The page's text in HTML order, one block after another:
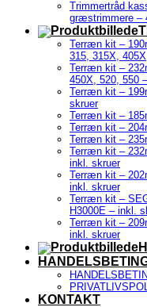
Trimmertråd
græstrimmere –
Terræn kit –
315, 315X,
Terræn kit –
450X, 520, 550
Terræn kit –
skruer
Terræn kit –
Terræn kit –
Terræn kit –
Terræn kit –
inkl. skruer
Terræn kit –
inkl. skruer
Terræn kit –
H3000E – inkl.
Terræn kit –
inkl. skruer
KONTAKT